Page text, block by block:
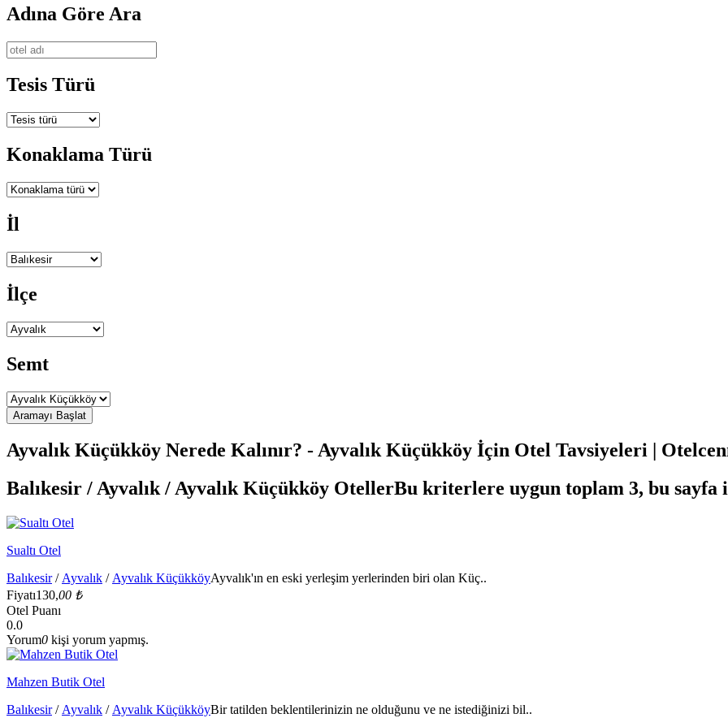
Adına Göre Ara
Tesis Türü
Konaklama Türü
İl
İlçe
Semt
Ayvalık Küçükköy Nerede Kalınır? - Ayvalık Küçükköy İçin Otel Tavsiyeleri |
Balıkesir / Ayvalık / Ayvalık Küçükköy OtellerBu kriterlere uygun toplam 3, bu sayfa
Sualtı Otel
Balıkesir/ Ayvalık / Ayvalık KüçükköyAyvalık'ın en eski yerleşim yerlerinden biri olan Küç..
Fiyatı130,00 ₺
Otel Puanı
0.0
Yorum0 kişi yorum yapmış.
Mahzen Butik Otel
Balıkesir/ Ayvalık / Ayvalık KüçükköyBir tatilden beklentilerinizin ne olduğunu ve ne istediğinizi bil..